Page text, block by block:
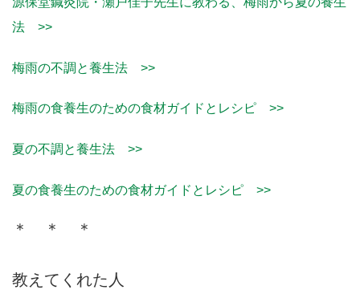
法 >>
梅雨の不調と養生法 >>
梅雨の食養生のための食材ガイドとレシピ >>
夏の不調と養生法 >>
夏の食養生のための食材ガイドとレシピ >>
＊ ＊ ＊
教えてくれた人